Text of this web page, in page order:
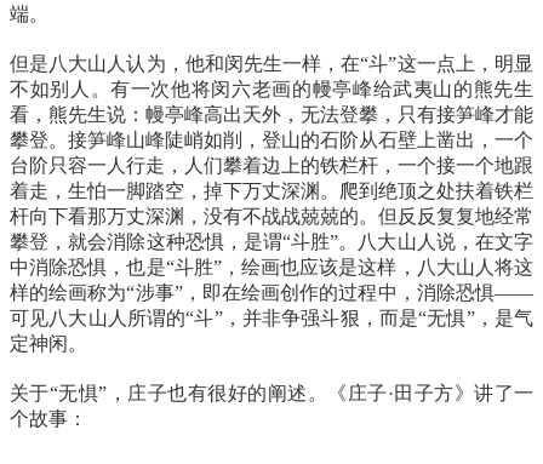
端。
但是八大山人认为，他和闵先生一样，在“斗”这一点上，明显
不如别人。有一次他将闵六老画的幔亭峰给武夷山的熊先生
看，熊先生说：幔亭峰高出天外，无法登攀，只有接笋峰才能
攀登。接笋峰山峰陡峭如削，登山的石阶从石壁上凿出，一个
台阶只容一人行走，人们攀着边上的铁栏杆，一个接一个地跟
着走，生怕一脚踏空，掉下万丈深渊。爬到绝顶之处扶着铁栏
杆向下看那万丈深渊，没有不战战兢兢的。但反反复复地经常
攀登，就会消除这种恐惧，是谓“斗胜”。八大山人说，在文字
中消除恐惧，也是“斗胜”，绘画也应该是这样，八大山人将这
样的绘画称为“涉事”，即在绘画创作的过程中，消除恐惧——
可见八大山人所谓的“斗”，并非争强斗狠，而是“无惧”，是气
定神闲。
关于“无惧”，庄子也有很好的阐述。《庄子·田子方》讲了一
个故事：